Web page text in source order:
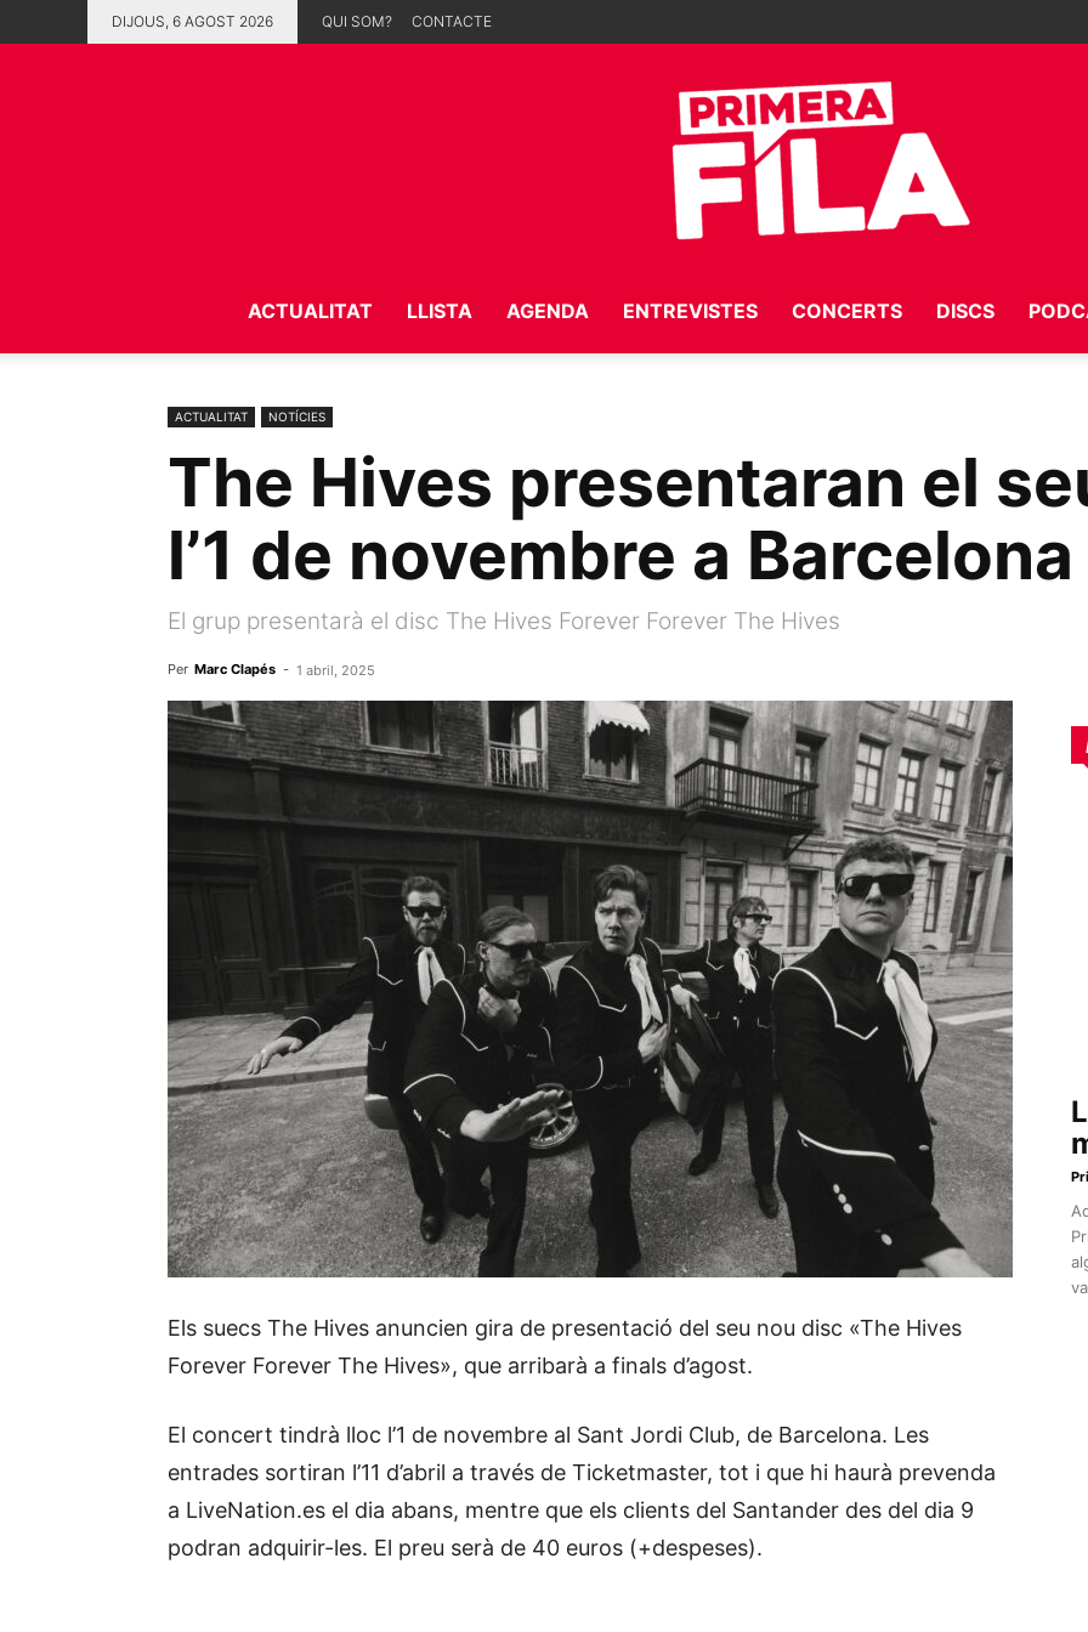
DIJOUS, 6 AGOST 2026 QUI SOM? CONTACTE
Fila
ACTUALITAT LLISTA AGENDA ENTREVISTES CONCERTS DISCS
ACTUALITAT NOTÍCIES
The Hives presentaran el
l’1 de novembre a Barcelona
El grup presentarà el disc The Hives Forever Forever The Hives
Per Marc Clapés - 1 abril, 2025
Els suecs The Hives anuncien gira de presentació del seu nou disc «The Hives
Forever Forever The Hives», que arribarà a finals d’agost.
El concert tindrà lloc l’1 de novembre al Sant Jordi Club, de Barcelona. Les
entrades sortiran l’11 d’abril a través de Ticketmaster, tot i que hi haurà prevenda
a LiveNation.es el dia abans, mentre que els clients del Santander des del dia 9
podran adquirir-les. El preu serà de 40 euros (+despeses).